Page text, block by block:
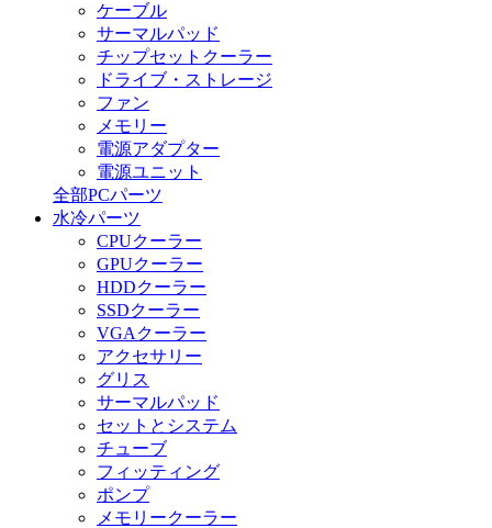
ケーブル
サーマルパッド
チップセットクーラー
ドライブ・ストレージ
ファン
メモリー
電源アダプター
電源ユニット
全部PCパーツ
水冷パーツ
CPUクーラー
GPUクーラー
HDDクーラー
SSDクーラー
VGAクーラー
アクセサリー
グリス
サーマルパッド
セットとシステム
チューブ
フィッティング
ポンプ
メモリークーラー